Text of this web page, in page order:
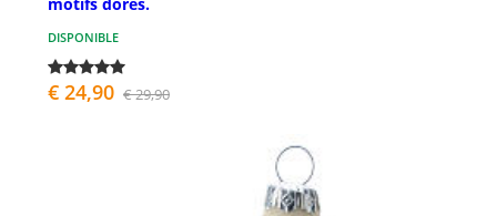
motifs dorés.
DISPONIBLE
€ 24,90 € 29,90